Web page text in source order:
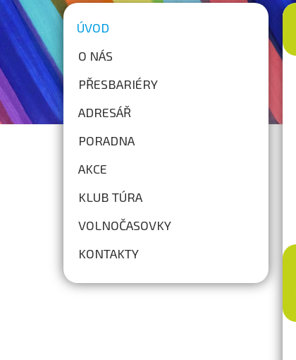
ÚVOD
O NÁS
PŘESBARIÉRY
ADRESÁŘ
PORADNA
AKCE
KLUB TÚRA
VOLNOČASOVKY
KONTAKTY